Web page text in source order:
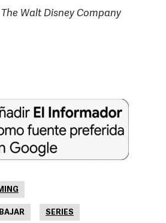
Walt Disney Company
SERIES